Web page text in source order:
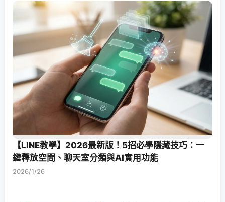
【LINE教學】2026最新版！5招必學隱藏技巧：一
鍵釋放空間、聊天室分類與AI實用功能
2026/1/26